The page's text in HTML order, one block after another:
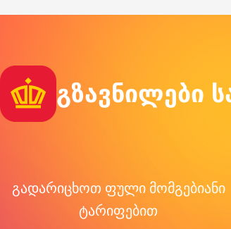
გზავნილები
გადარიცხოთ ფული მომგებიანი
ტარიფებით